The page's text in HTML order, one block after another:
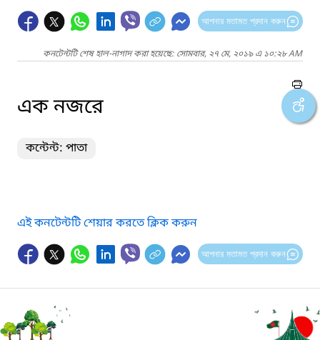
আপনার মতামত প্রদান করুন
কনটেন্টটি শেষ হাল-নাগাদ করা হয়েছে: সোমবার, ২৭ মে, ২০১৯ এ ১০:২৮ AM
এক নজরে
কন্টেন্ট: পাতা
এই কনটেন্টটি শেয়ার করতে ক্লিক করুন
আপনার মতামত প্রদান করুন